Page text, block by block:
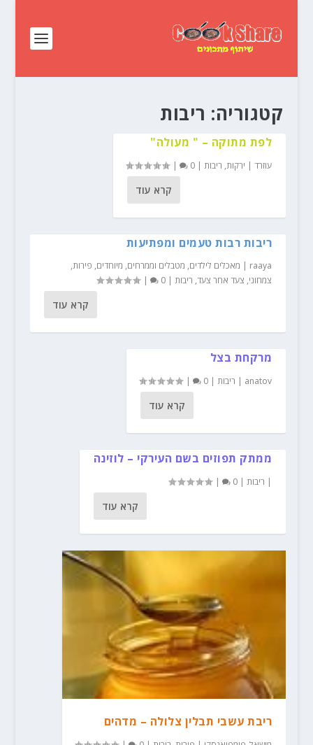
קטגוריה: ריבות
לפת מתוקה – " מעולה"
עוזרד| ירקות, ריבות|
0
|
קרא עוד
ריבות רבות טעמים ומפתיעות
raaya
| מאכלים לילדים, מטבלים וממרחים, מיוחדים, פירות,
צמחוני, צעד אחר צעד, ריבות|
0
|
קרא עוד
מרקחת בצל
anatov
| ריבות|
0
|
קרא עוד
ממתק תפוזים בשם העירקי – לוזינה
| ריבות|
0
|
קרא עוד
ריבת עשבי תבלין צלולה – מדהים